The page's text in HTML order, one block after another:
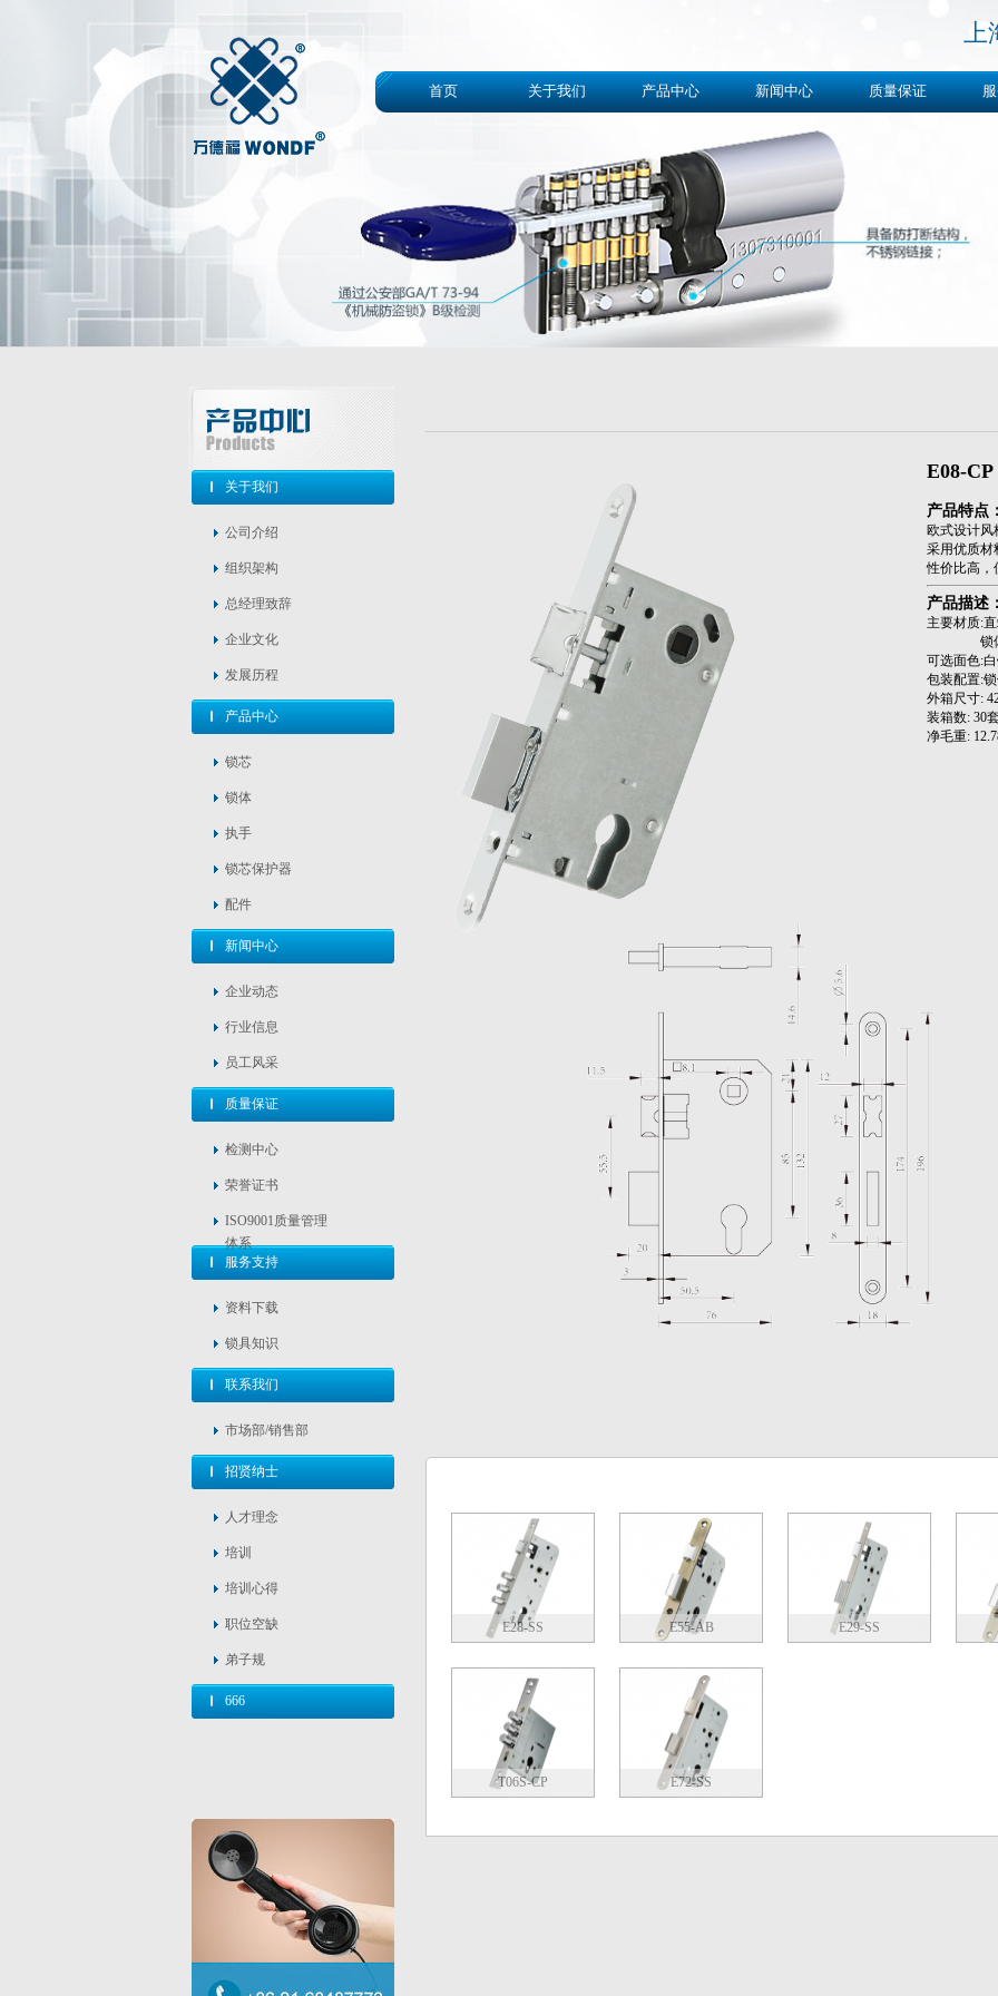
上
首页 关于我们 产品中心 新闻中心 质量保证
关于我们
公司介绍
组织架构
总经理致辞
企业文化
发展历程
产品中心
锁芯
锁体
执手
锁芯保护器
配件
新闻中心
企业动态
行业信息
员工风采
质量保证
检测中心
荣誉证书
ISO9001质量管理
体系
服务支持
资料下载
锁具知识
联系我们
市场部/销售部
招贤纳士
人才理念
培训
培训心得
职位空缺
弟子规
666
E08-CP
产品特点
欧式设计
采用优质
性价比高，
产品描述
主要材质:
锁体：
可选面色:
包装配置:
外箱尺寸:
装箱数:
净毛重:
E28-SS E55-AB E29-SS
T06S-CP E72-SS